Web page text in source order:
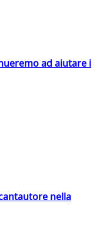
ad aiutare i
nella